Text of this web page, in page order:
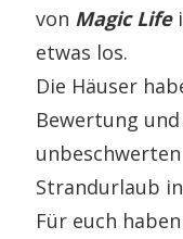
von Magic Life
etwas los.
Die Häuser
Bewertung
unbeschwerten
Strandurlaub
Für euch